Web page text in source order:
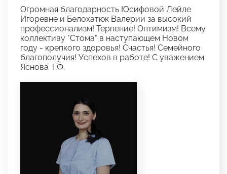
Огромная благодарность Юсифовой Лейле
Игоревне и Белохатюк Валерии за высокий
профессионализм! Терпение! Оптимизм! Всему
коллективу "Стома" в наступающем Новом
году - крепкого здоровья! Счастья! Семейного
благополучия! Успехов в работе! С уважением
Яснова Т.Ф.